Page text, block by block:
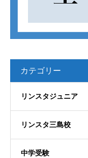
カテゴリー
リンスタジュニア
リンスタ三島校
中学受験